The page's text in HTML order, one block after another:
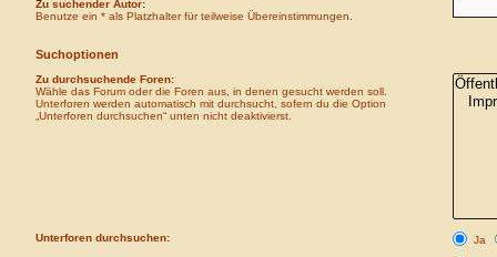
Zu suchender Autor:
Benutze ein * als Platzhalter für teilweise Übereinstimmungen.
Suchoptionen
Zu durchsuchende Foren:
Wähle das Forum oder die Foren aus, in denen gesucht werden soll.
Unterforen werden automatisch mit durchsucht, sofern du die Option
„Unterforen durchsuchen“ unten nicht deaktivierst.
Unterforen durchsuchen:
Ja